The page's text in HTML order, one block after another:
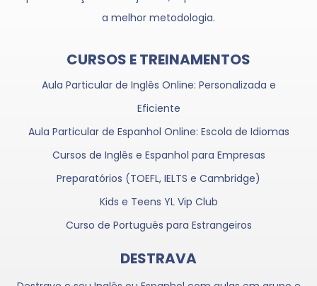
a melhor metodologia.
CURSOS E TREINAMENTOS
Aula Particular de Inglês Online: Personalizada e
Eficiente
Aula Particular de Espanhol Online: Escola de Idiomas
Cursos de Inglês e Espanhol para Empresas
Preparatórios (TOEFL, IELTS e Cambridge)
Kids e Teens YL Vip Club
Curso de Português para Estrangeiros
DESTRAVA